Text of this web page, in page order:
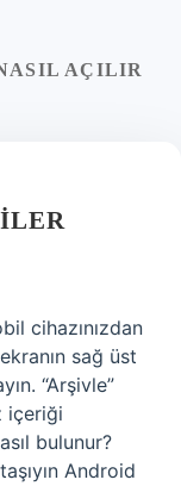
AÇILIR
cihazınızdan
sağ üst
“Arşivle”
içeriği
bulunur?
Android